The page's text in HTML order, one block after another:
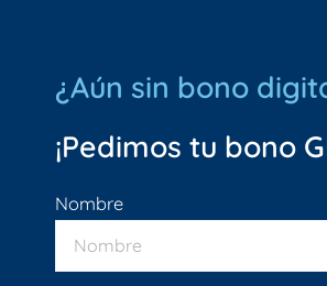
¿Aún sin bono
¡Pedimos tu bono
Nombre